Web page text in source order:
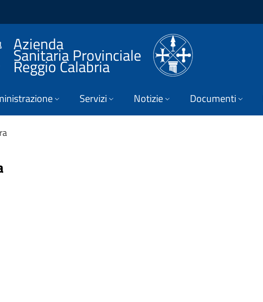
Azienda
Sanitaria Provinciale
Reggio Calabria
Servizi Notizie Documenti